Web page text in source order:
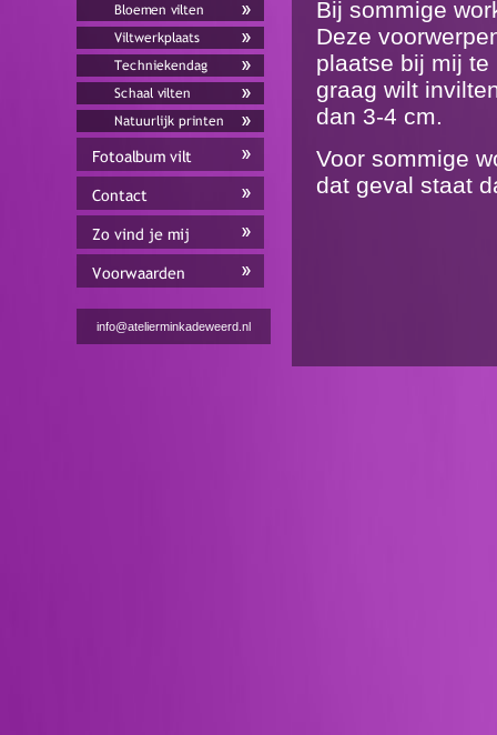
info@atelierminkadeweerd.nl
Bij sommige
Deze
plaatse bij mij
graag wilt
dan 3-4 cm.
Voor sommige
dat geval staat